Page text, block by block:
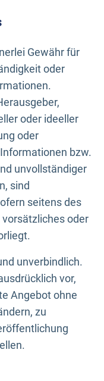
Gewähr für
oder
oder ideeller
oder
bzw.
unvollständiger
sind
seitens des
oder
unverbindlich.
vor,
Angebot ohne
zu